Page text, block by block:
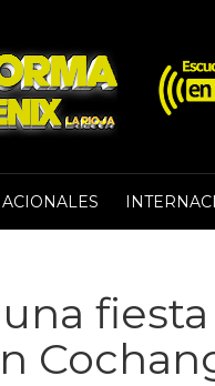
fiesta